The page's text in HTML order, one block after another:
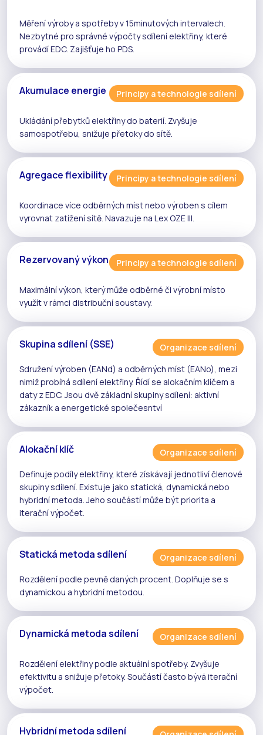
Měření výroby a spotřeby v 15minutových intervalech.
Nezbytné pro správné výpočtysdílení elektřiny, které
provádíEDC. Zajišťuje ho PDS.
Akumulace energie Principy a technologie sdílení
Ukládání přebytků elektřiny do baterií. Zvyšuje
samospotřebu, snižuje přetokydo sítě.
Agregace flexibility Principy a technologie sdílení
Koordinace více odběrných míst nebo výroben s cílem
vyrovnat zatížení sítě. Navazuje na Lex OZE III.
Rezervovaný výkon Principy a technologie sdílení
Maximální výkon, který může odběrné či výrobní místo
využít v rámci distribuční soustavy.
Skupina sdílení (SSE)
Organizace sdílení
Sdružení výroben (EANd) a odběrných míst (EANo), mezi
nimiž probíhá sdílení elektřiny. Řídí se alokačním klíčem a
daty zEDC. Jsou dvě základní skupiny sdílení: aktivní
zákazník a energetické společesntví
Alokační klíč
Organizace sdílení
Definuje podíly elektřiny, které získávají jednotliví členové
skupiny sdílení. Existuje jako statická, dynamická nebo
hybridní metoda. Jeho součástí může být priorita a
iteračnívýpočet.
Statická metoda sdílení
Organizace sdílení
Rozdělení podle pevně daných procent. Doplňuje se s
dynamickou a hybridnímetodou.
Dynamická metoda sdílení Organizace sdílení
Rozdělení elektřiny podle aktuální spotřeby. Zvyšuje
efektivitu a snižuje přetoky. Součástí často bývá iterační
výpočet.
Hybridní metoda sdílení